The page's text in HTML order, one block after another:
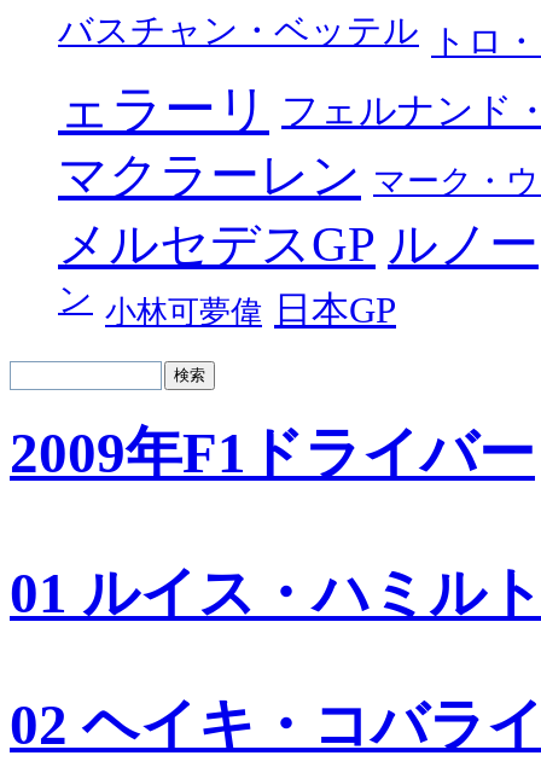
バスチャン・ベッテル トロ
ェラーリ フェルナンド
マクラーレン マーク・
メルセデスGP ルノー
ン 小林可夢偉 日本GP
2009年F1ドライバー
01 ルイス・ハミル
02 ヘイキ・コバラ